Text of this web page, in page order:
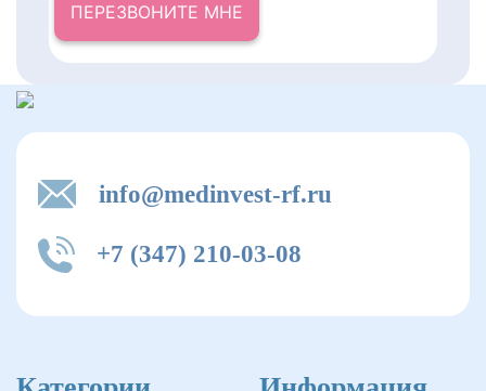
ПЕРЕЗВОНИТЕ МНЕ
info@medinvest-rf.ru
+7 (347) 210-03-08